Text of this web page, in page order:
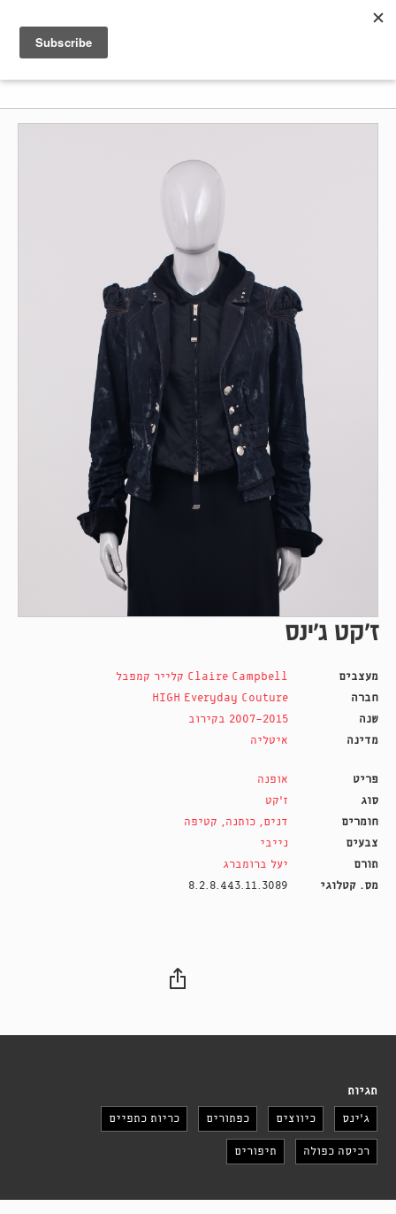
ז'קט ג'ינס
מעצבים
Claire Campbell קלייר קמפבל
חברה
HIGH Everyday Couture
שנה
2007-2015 בקירוב
מדינה
איטליה
פריט
אופנה
סוג
ז'קט
חומרים
דנים, כותנה, קטיפה
צבעים
נייבי
תורם
יעל ברומברג
מס. קטלוגי
8.2.8.443.11.3089
תגיות
ג'ינס כיווצים כפתורים כריות כתפיים
רכיסה כפולה תיפורים